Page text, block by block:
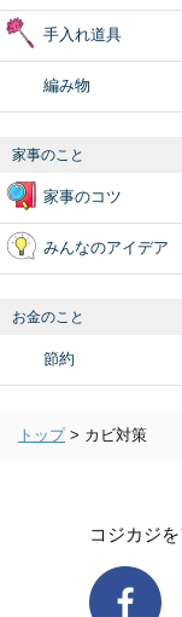
手入れ道具
編み物
家事のこと
家事のコツ
みんなのアイデア
お金のこと
節約
トップ > カビ対策
コジカジ